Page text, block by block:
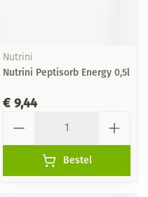
Nutrini
Nutrini Peptisorb Energy 0,5l
€ 9,44
Bestel